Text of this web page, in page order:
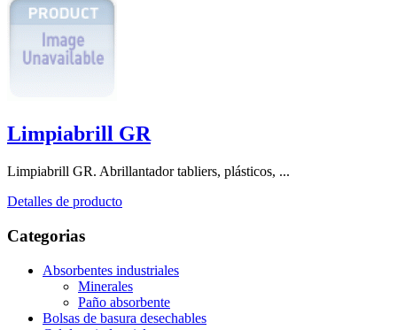
Limpiabrill GR
Limpiabrill GR. Abrillantador tabliers, plásticos, ...
Detalles de producto
Categorias
Absorbentes industriales
Minerales
Paño absorbente
Bolsas de basura desechables